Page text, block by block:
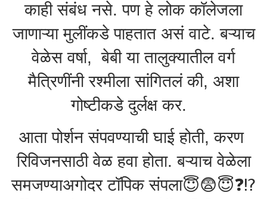
काही संबंध नसे. पण हे लोक कॉलेजला
जाणाऱ्या मुलींकडे पाहतात असं वाटे. बऱ्याच
वेळेस वर्षा, बेबी या तालुक्यातील वर्ग
मैत्रिणींनी रश्मीला सांगितलं की, अशा
गोष्टीकडे दुर्लक्ष कर.
आता पोर्शन संपवण्याची घाई होती, करण
रिविजनसाठी वेळ हवा होता. बऱ्याच वेळेला
समजण्याअगोदर टॉपिक संपला😇😨😇❓️⁉️